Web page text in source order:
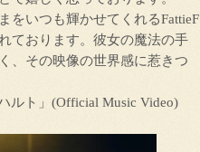
をいつも輝かせてくれるFattieF
ております。彼女の魔法の手
、その映像の世界感に惹きつ
ルト」(Official Music Video)